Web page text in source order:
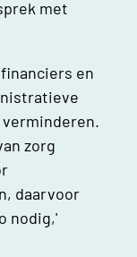
met
en
zorg
daarvoor
nodig,'